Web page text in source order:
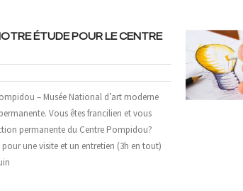
ÉTUDE POUR LE CENTRE
– Musée National d’art moderne
Vous êtes francilien et vous
permanente du Centre Pompidou?
une visite et un entretien (3h en tout)